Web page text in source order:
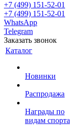
+7 (499) 151-52-01
+7 (499) 151-52-01
WhatsApp
Telegram
Заказать звонок
Каталог
Новинки
Распродажа
Награды по
видам спорта